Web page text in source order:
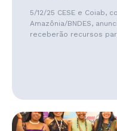
5/12/25 CESE e Coiab,
Amazônia/BNDES,
receberão recursos